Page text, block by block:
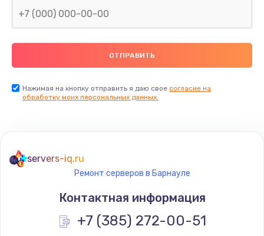
Нажимая на кнопку отправить я даю свое согласие на
обработку моих персональных данных.
servers-iq.ru
Ремонт серверов в Барнауле
Контактная информация
+7 (385) 272-00-51